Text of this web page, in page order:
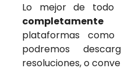
Lo mejor de todo
completamente
plataformas
podremos
resoluciones, o